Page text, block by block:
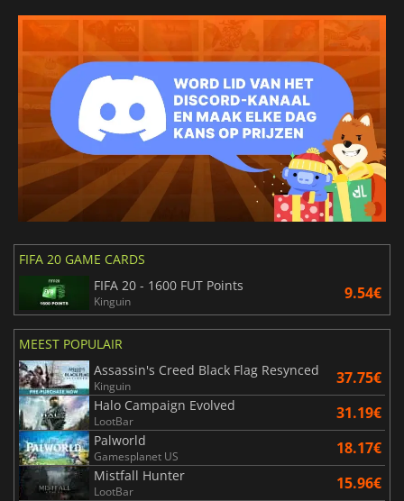
FIFA 20 GAME CARDS
FIFA 20 - 1600 FUT Points
Kinguin 9.54€
MEEST POPULAIR
Assassin's Creed Black Flag Resynced
Kinguin 37.75€
Halo Campaign Evolved
LootBar 31.19€
Palworld
Gamesplanet US 18.17€
Mistfall Hunter
LootBar 15.96€